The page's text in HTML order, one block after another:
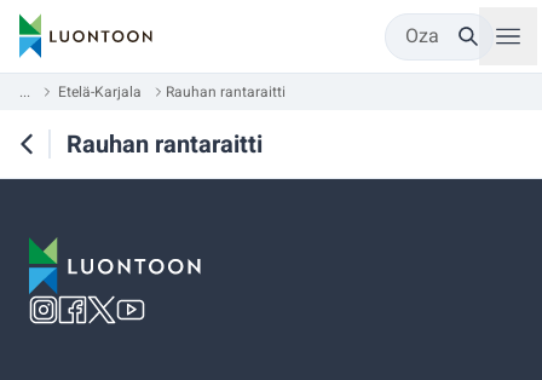
Oza
... Etelä-Karjala Rauhan rantaraitti
Rauhan rantaraitti